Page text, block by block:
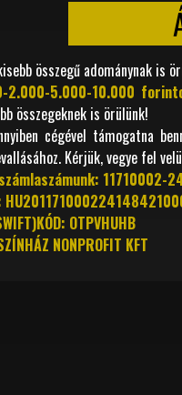
összegű adománynak is
2.000-5.000-10.000
összegeknek is örülünk!
cégével támogatna
Kérjük, vegye fel
11710002-
OTPVHUHB
NONPROFIT KFT